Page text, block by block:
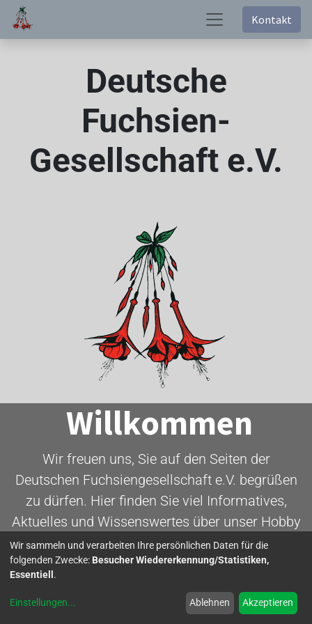
Kontakt
Deutsche
Fuchsien-
Gesellschaft e.V.
Willkommen
Wir freuen uns, Sie auf den Seiten der
Deutschen Fuchsiengesellschaft e.V. begrüßen
zu dürfen. Hier finden Sie viel Informatives,
Aktuelles und Wissenswertes über unser Hobby
- die Fuchsie.
Wir sammeln und verarbeiten Ihre persönlichen Daten für die
folgenden Zwecke: Besucher Wiedererkennung/Statistiken,
Essentiell .
Einstellungen... Ablehnen Akzeptieren